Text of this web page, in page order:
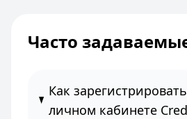
Часто
Как
личном кабинете